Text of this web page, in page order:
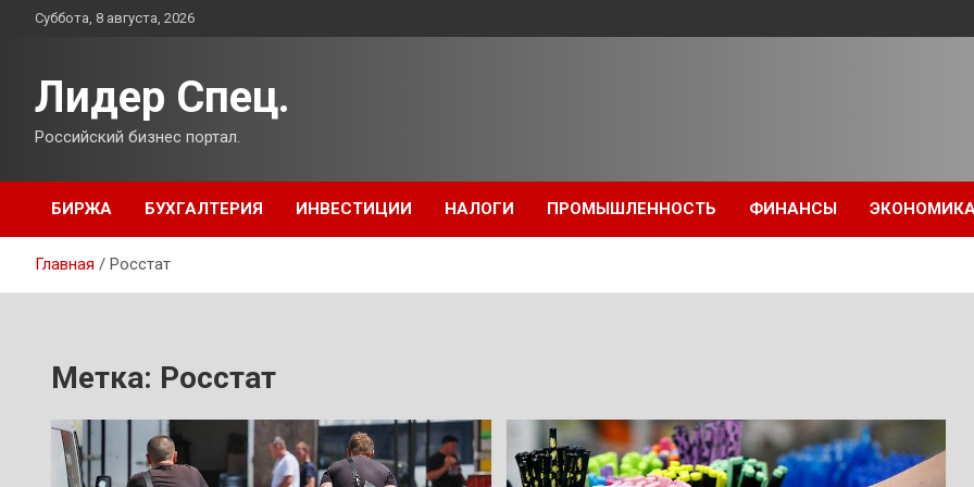
ПерейтиСуббота, 8 августа, 2026
Лидер Спец.
Российский бизнес портал.
БИРЖА БУХГАЛТЕРИЯ ИНВЕСТИЦИИ НАЛОГИ ПРОМЫШЛЕННОСТЬ ФИНАНСЫ
Главная Росстат
Метка: Росстат